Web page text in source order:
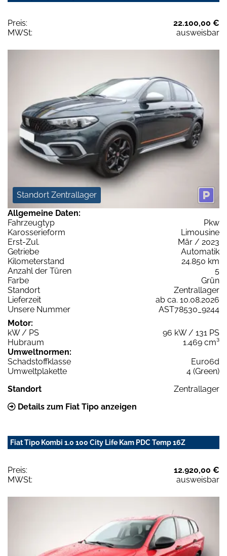
Preis:
22.100,00 €
MWSt:
ausweisbar
Standort Zentrallager
Allgemeine Daten:
Fahrzeugtyp
Pkw
Karosserieform
Limousine
Erst-Zul.
Mär / 2023
Getriebe
Automatik
Kilometerstand
24.850 km
Anzahl der Türen
5
Farbe
Grün
Standort
Zentrallager
Lieferzeit
ab ca. 10.08.2026
Unsere Nummer
AST78530_9244
Motor:
kW / PS
96 kW / 131 PS
Hubraum
1.469 cm³
Umweltnormen:
Schadstoffklasse
Euro6d
Umweltplakette
4 (Green)
Standort
Zentrallager
Details zum Fiat Tipo anzeigen
Fiat Tipo Kombi 1.0 100 City Life Kam PDC Temp 16Z
Preis:
12.920,00 €
MWSt:
ausweisbar